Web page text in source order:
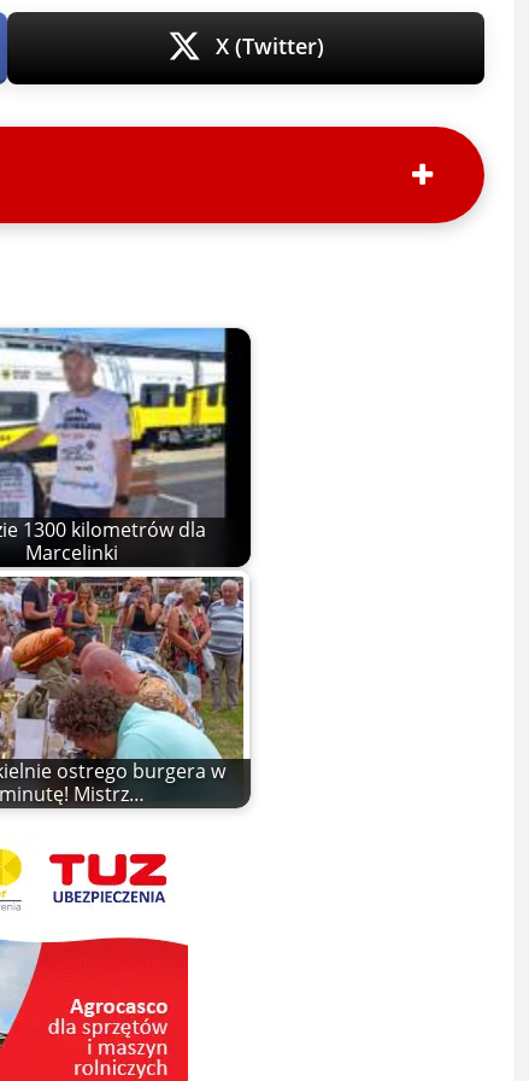
X (Twitter)
1300 kilometrów dla
Marcelinki
ostrego burgera w
Mistrz…